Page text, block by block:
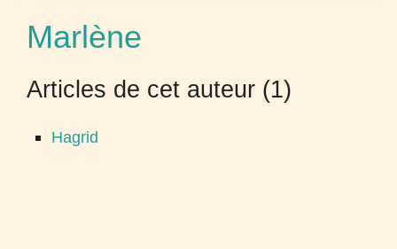
Marlène
Articles de cet auteur (1)
Hagrid